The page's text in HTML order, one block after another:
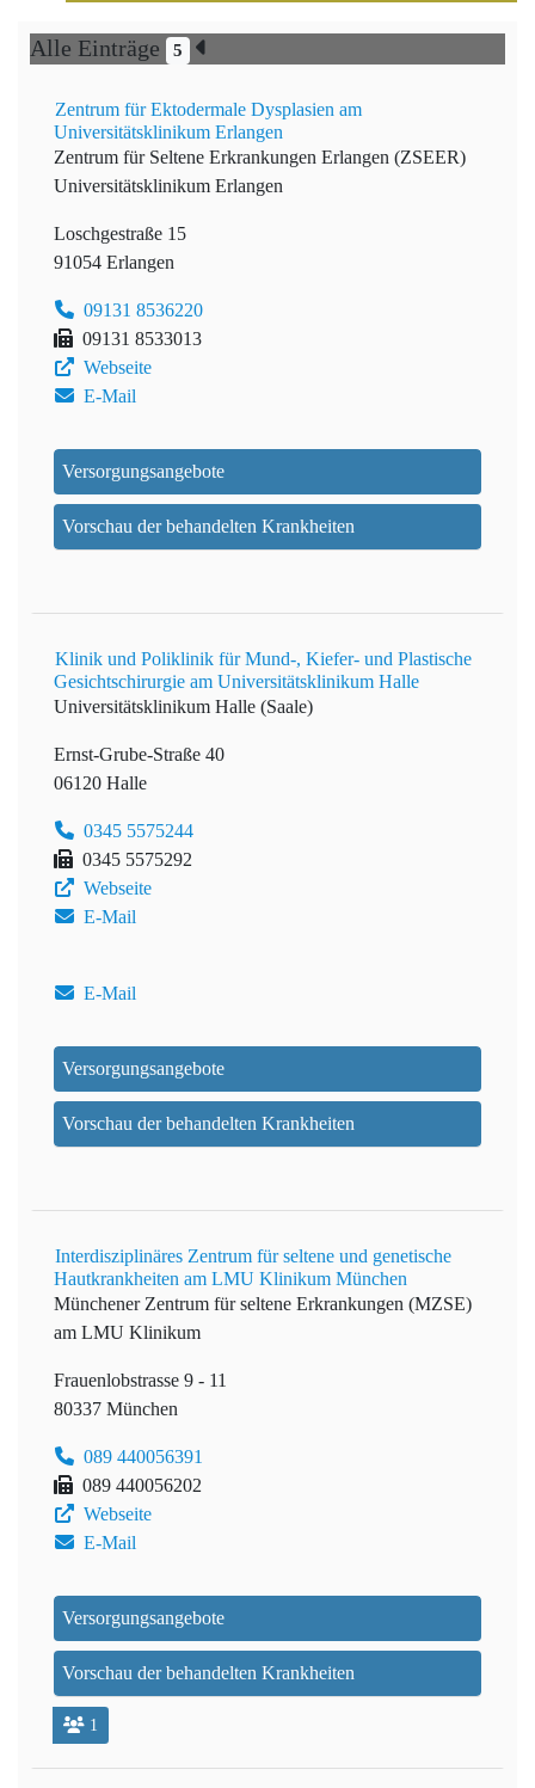
Alle Einträge 5
Zentrum für Ektodermale Dysplasien am
Universitätsklinikum Erlangen
Zentrum für Seltene Erkrankungen Erlangen (ZSEER)
Universitätsklinikum Erlangen
Loschgestraße 15
91054 Erlangen
09131 8536220
09131 8533013
Webseite
E-Mail
Versorgungsangebote
Vorschau der behandelten Krankheiten
Klinik und Poliklinik für Mund-, Kiefer- und Plastische
Gesichtschirurgie am Universitätsklinikum Halle
Universitätsklinikum Halle (Saale)
Ernst-Grube-Straße 40
06120 Halle
0345 5575244
0345 5575292
Webseite
E-Mail
E-Mail
Versorgungsangebote
Vorschau der behandelten Krankheiten
Interdisziplinäres Zentrum für seltene und genetische
Hautkrankheiten am LMU Klinikum München
Münchener Zentrum für seltene Erkrankungen (MZSE)
am LMU Klinikum
Frauenlobstrasse 9 - 11
80337 München
089 440056391
089 440056202
Webseite
E-Mail
Versorgungsangebote
Vorschau der behandelten Krankheiten
1